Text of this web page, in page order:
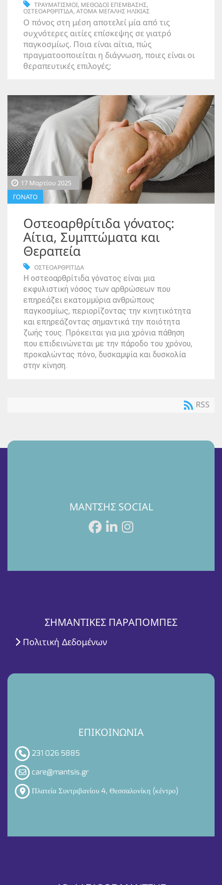
ΤΡΑΥΜΑΤΙΣΜΟΙ, ΜΕΘΟΔΟΙ ΕΠΕΜΒΑΣΗΣ,
ΟΣΤΕΟΑΡΘΡΙΤΙΔΑ, ΑΤΟΜΑ ΜΕΓΑΛΗΣ ΗΛΙΚΙΑΣ
Ο πόνος στη μέση αποτελεί μία από τις
συχνότερες αιτίες επίσκεψης σε γιατρό
παγκοσμίως. Ποια είναι αίτια, πώς
πραγματοοποιείται η διάγνωση, ποιες είναι οι
θεραπευτικές επιλογές;
17 Μαρτίου 2025
ΓΟΝΑΤΟ
Οστεοαρθρίτιδα γόνατος:
Αίτια, Συμπτώματα και
Θεραπεία
ΟΣΤΕΟΑΡΘΡΙΤΙΔΑ
Η οστεοαρθρίτιδα γόνατος είναι μια
εκφυλιστική νόσος των αρθρώσεων που
επηρεάζει εκατομμύρια ανθρώπους
παγκοσμίως, περιορίζοντας την κινητικότητα
και επηρεάζοντας σημαντικά την ποιότητα
ζωής τους. Πρόκειται για μια χρόνια πάθηση
που επιδεινώνεται με την πάροδο του χρόνου,
προκαλώντας πόνο, δυσκαμψία και δυσκολία
στην κίνηση.
RSS
ΜΑΝΤΣΗΣ SOCIAL
ΣΗΜΑΝΤΙΚΕΣ ΠΑΡΑΠΟΜΠΕΣ
Πολιτική Δεδομένων
ΕΠΙΚΟΙΝΩΝΙΑ
231 026 5885
care@mantsis.gr
Πλατεία Συντριβανίου 4, Θεσσαλονίκη (κέντρο)